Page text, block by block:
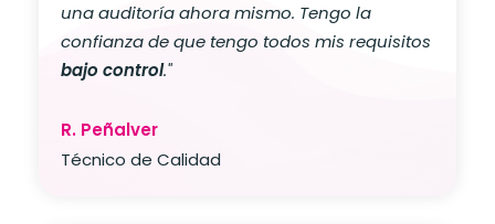
una auditoría ahora mismo. Tengo la
confianza de que tengo todos mis requisitos
bajo control."
R. Peñalver
Técnico de Calidad